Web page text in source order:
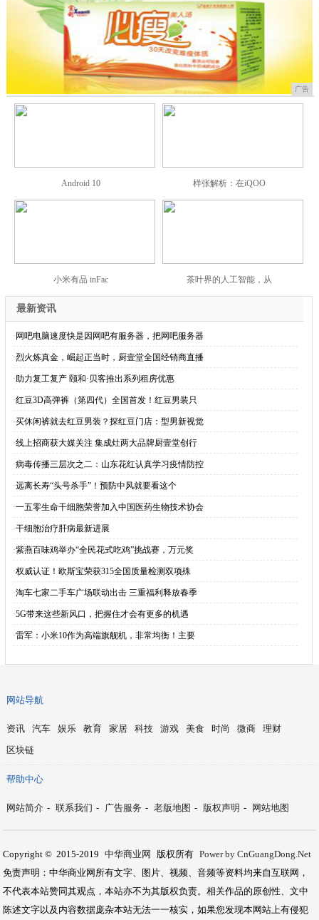
广告
Android 10 样张解析：在iQOO
小米有品 inFac 茶叶界的人工智能，从
最新资讯
· 网吧电脑速度快是因网吧有服务器，把网吧服务器
·烈火炼真金，崛起正当时，厨壹堂全国经销商直播
·助力复工复产 颐和·贝客推出系列租房优惠
·红豆3D高弹裤（第四代）全国首发！红豆男装只
·买休闲裤就去红豆男装？探红豆门店：型男新视觉
·线上招商获大媒关注 集成灶两大品牌厨壹堂创行
·病毒传播三层次之二：山东花红认真学习疫情防控
·远离长寿“头号杀手”！预防中风就要看这个
·一五零生命干细胞荣誉加入中国医药生物技术协会
·干细胞治疗肝病最新进展
·紫燕百味鸡举办“全民花式吃鸡”挑战赛，万元奖
·权威认证！欧斯宝荣获315全国质量检测双项殊
·淘车七家二手车广场联动出击 三重福利释放春季
·5G带来这些新风口，把握住才会有更多的机遇
·雷军：小米10作为高端旗舰机，非常均衡！主要
网站导航
资讯 汽车 娱乐 教育 家居 科技 游戏 美食 时尚 微商
理财
区块链
帮助中心
网站简介 - 联系我们 - 广告服务 - 老版地图 - 版权声明 - 网站地图
Copyright © 2015-2019 中华商业网 版权所有 Power by CnGuangDong.Net
免责声明：中华商业网所有文字、图片、视频、音频等资料均来自互联网，
不代表本站赞同其观点，本站亦不为其版权负责。相关作品的原创性、文中
陈述文字以及内容数据庞杂本站无法一一核实，如果您发现本网站上有侵犯